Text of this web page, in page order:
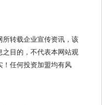
所转载企业宣传资讯，该
之目的，不代表本网站观
！任何投资加盟均有风